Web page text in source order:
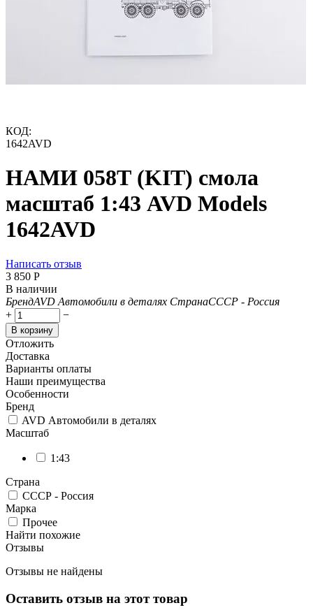
КОД:
1642AVD
НАМИ 058Т (KIT) смола
масштаб 1:43 AVD Models
1642AVD
Написать отзыв
3 850 Р
В наличии
БрендAVD Автомобили в деталях СтранаСССР - Россия
+
−
В корзину
Отложить
Доставка
Варианты оплаты
Наши преимущества
Особенности
Бренд
AVD Автомобили в деталях
Масштаб
1:43
Страна
СССР - Россия
Марка
Прочее
Найти похожие
Отзывы
Отзывы не найдены
Оставить отзыв на этот товар